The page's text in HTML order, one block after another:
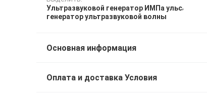
Ультразвуковой генератор ИМПа ульс,
генератор ультразвуковой волны
Основная информация
Оплата и доставка Условия